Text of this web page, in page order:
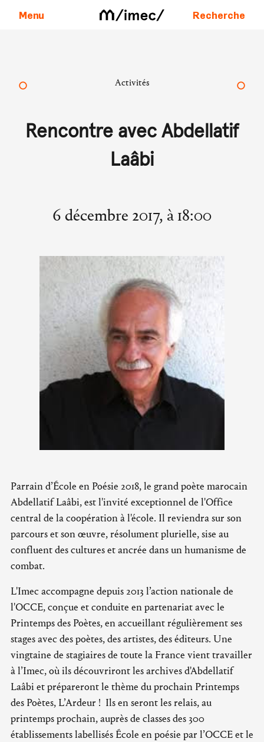
Menu Recherche
Activités
Rencontre avec Abdellatif
Laâbi
6 décembre 2017, à 18:00
Parrain d’École en Poésie 2018, le grand poète marocain
Abdellatif Laâbi, est l'invité exceptionnel de l'Office
central de la coopération à l'école. Il reviendra sur son
parcours et son œuvre, résolument plurielle, sise au
confluent des cultures et ancrée dans un humanisme de
combat.
L'Imec accompagne depuis 2013 l’action nationale de
l'OCCE, conçue et conduite en partenariat avec le
Printemps des Poètes, en accueillant régulièrement ses
stages avec des poètes, des artistes, des éditeurs. Une
vingtaine de stagiaires de toute la France vient travailler
à l’Imec, où ils découvriront les archives d'Abdellatif
Laâbi et prépareront le thème du prochain Printemps
des Poètes, L’Ardeur ! Ils en seront les relais, au
printemps prochain, auprès de classes des 300
établissements labellisés École en poésie par l’OCCE et le